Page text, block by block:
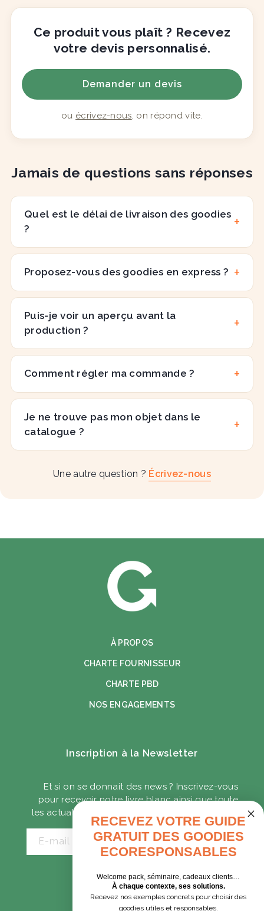
Ce produit vous plaît ? Recevez
votre devis personnalisé.
Demander un devis
ou écrivez-nous , on répond vite.
Jamais de questions sans réponses
Quel est le délai de livraison des goodies
?
Proposez-vous des goodies en express ?
Puis-je voir un aperçu avant la
production ?
Comment régler ma commande ?
Je ne trouve pas mon objet dans le
catalogue ?
Une autre question ? Écrivez-nous
À PROPOS
CHARTE FOURNISSEUR
CHARTE PBD
NOS ENGAGEMENTS
Inscription à la Newsletter
Et si on se donnait des news ? Inscrivez-vous
pour recevoir notre livre blanc ainsi que toute
les actualités sur les goodies écoresponsables.
E-mail
CADEAUX D'AFFAIRES
GOODIES EXPRESS
RECEVEZ VOTRE GUIDE
GRATUIT DES GOODIES
ECORESPONSABLES
Welcome pack, séminaire, cadeaux clients…
À chaque contexte, ses solutions.
Recevez nos exemples concrets pour choisir des
goodies utiles et responsables.